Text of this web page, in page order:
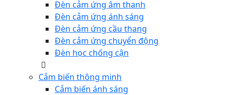
Đèn cảm ứng âm thanh
Đèn cảm ứng ánh sáng
Đèn cảm ứng cầu thang
Đèn cảm ứng chuyển động
Đèn học chống cận
Cảm biến thông minh
Cảm biến ánh sáng